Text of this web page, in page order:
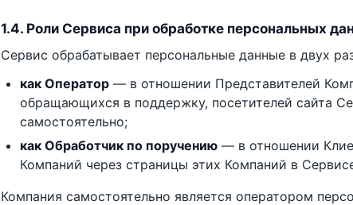
1.4. Роли Сервиса при обработке персональных
Сервис обрабатывает персональные данные в двух
как Оператор — в отношении Представителей
обращающихся в поддержку, посетителей сайта
самостоятельно;
как Обработчик по поручению — в отношении
Компаний через страницы этих Компаний в
Компания самостоятельно является оператором